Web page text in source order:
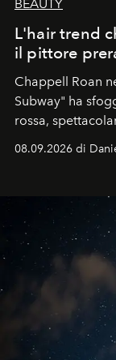
BEAUTY
L'hair trend
il pittore
Chappell Roan
Subway" ha
rossa,
08.09.2026 di